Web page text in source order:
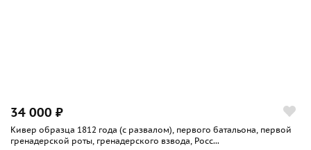
34 000 ₽
Кивер образца 1812 года (с развалом), первого батальона, первой
гренадерской роты, гренадерского взвода, Росс...